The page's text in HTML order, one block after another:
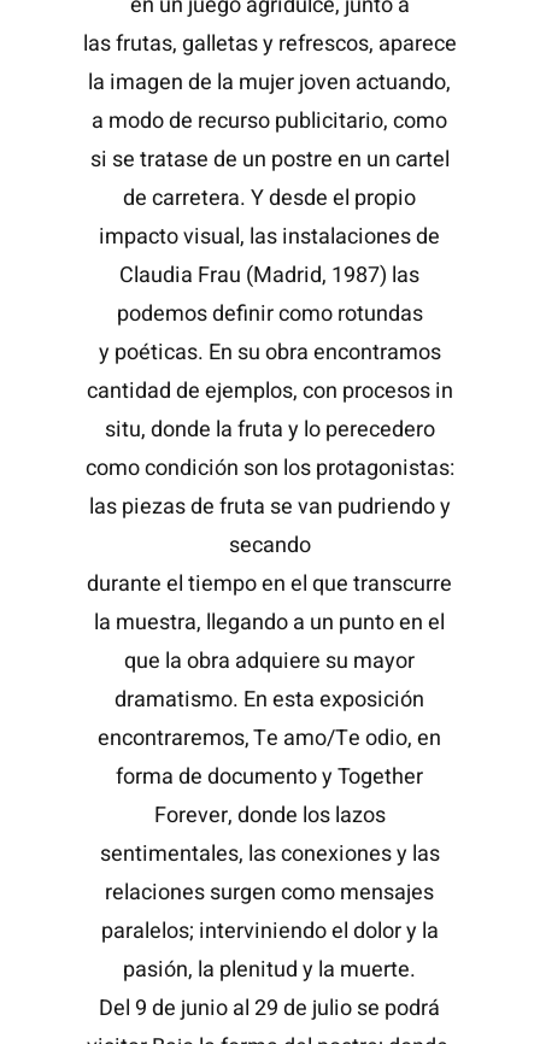
las frutas, galletas y refrescos, aparece
la imagen de la mujer joven actuando,
a modo de recurso publicitario, como
si se tratase de un postre en un cartel
de carretera. Y desde el propio
impacto visual, las instalaciones de
Claudia Frau (Madrid, 1987) las
podemos definir como rotundas
y poéticas. En su obra encontramos
cantidad de ejemplos, con procesos in
situ, donde la fruta y lo perecedero
como condición son los protagonistas:
las piezas de fruta se van pudriendo y
secando
durante el tiempo en el que transcurre
la muestra, llegando a un punto en el
que la obra adquiere su mayor
dramatismo. En esta exposición
encontraremos, Te amo/Te odio, en
forma de documento y Together
Forever, donde los lazos
sentimentales, las conexiones y las
relaciones surgen como mensajes
paralelos; interviniendo el dolor y la
pasión, la plenitud y la muerte.
Del 9 de junio al 29 de julio se podrá